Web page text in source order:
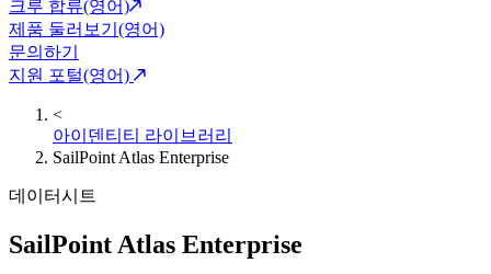
크루 합류(영어)
제품 둘러보기(영어)
문의하기
지원 포털(영어)
<
아이덴티티 라이브러리
SailPoint Atlas Enterprise
데이터시트
SailPoint Atlas Enterprise